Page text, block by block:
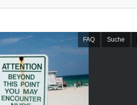
FAQ Suche